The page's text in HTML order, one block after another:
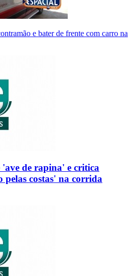
e bater de frente com carro na
de rapina' e critica
costas' na corrida